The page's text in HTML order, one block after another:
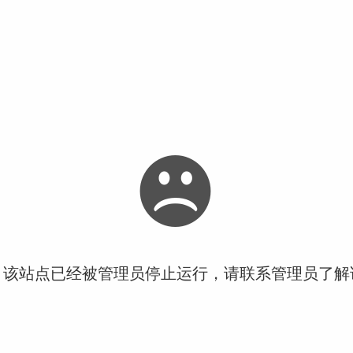
站点已经被管理员停止运行，请联系管理员了